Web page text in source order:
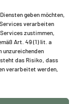
geben möchten,
verarbeiten
zustimmen,
Art. 49 (1) lit. a
unzureichenden
das Risiko, dass
verarbeitet werden,